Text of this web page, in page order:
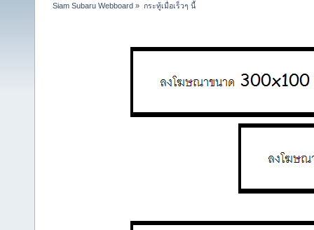
Siam Subaru Webboard » กระทู้เมื่อเร็วๆ นี้